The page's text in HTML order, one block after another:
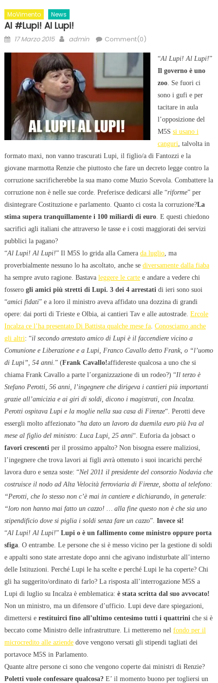
MoVimento News
Al #Lupi! Al Lupi!
Posted
17 Marzo 2015 Author
admin Comment(0)
“Al Lupi! Al Lupi!”
Il governo è uno
zoo. Se fuori ci
sono i gufi e per
tacitare in aula
l’opposizione del
M5S si usano i
canguri , talvolta in
formato maxi, non vanno trascurati Lupi, il figlio/a di Fantozzi e la
giovane marmotta Renzie che piuttosto che fare un decreto legge contro la
corruzione sacrificherebbe la sua mano come Muzio Scevola. Combattere la
corruzione non è nelle sue corde. Preferisce dedicarsi alle “riforme” per
disintegrare Costituzione e parlamento. Quanto ci costa la corruzione?La
stima supera tranquillamente i 100 miliardi di euro. E questi chiedono
sacrifici agli italiani che attraverso le tasse e i costi maggiorati dei servizi
pubblici la pagano?
“Al Lupi! Al Lupi!” Il M5S lo grida alla Camera da luglio, ma
proverbialmente nessuno lo ha ascoltato, anche se diversamente dalla fiaba
ha sempre avuto ragione. Bastava leggere le cartee andare a vedere chi
fossero gli amici più stretti di Lupi. 3 dei 4 arrestati di ieri sono suoi
“amici fidati” e a loro il ministro aveva affidato una dozzina di grandi
opere: dai porti di Trieste e Olbia, ai cantieri Tav e alle autostrade. Ercole
Incalza ce l’ha presentato Di Battista qualche mese fa. Conosciamo anche
gli altri: “il secondo arrestato amico di Lupi è il faccendiere vicino a
Comunione e Liberazione e a Lupi, Franco Cavallo detto Frank, o “l’uomo
di Lupi”, 54 anni. ” (Frank Cavallo!affidereste qualcosa a uno che si
chiama Frank Cavallo a parte l’organizzazione di un rodeo?) “Il terzo è
Stefano Perotti, 56 anni, l’ingegnere che dirigeva i cantieri più importanti
grazie all’amicizia e ai giri di soldi, dicono i magistrati, con Incalza.
Perotti ospitava Lupi e la moglie nella sua casa di Firenze“. Perotti deve
essergli molto affezionato “ha dato un lavoro da duemila euro più Iva al
mese al figlio del ministro: Luca Lupi, 25 anni“. Euforia da jobsact o
favori crescenti per il prossimo appalto? Non bisogna essere maliziosi,
l’ingegnere che trova lavori ai figli avrà ottenuto i suoi incarichi perché
lavora duro e senza soste: “Nel 2011 il presidente del consorzio Nodavia che
costruisce il nodo ad Alta Velocità ferroviaria di Firenze, sbotta al telefono:
“Perotti, che lo stesso non c’è mai in cantiere e dichiarando, in generale:
“loro non hanno mai fatto un cazzo! … alla fine questo non è che sia uno
stipendificio dove si piglia i soldi senza fare un cazzo”. Invece sì!
“Al Lupi! Al Lupi!” Lupi o è un fallimento come ministro oppure porta
sfiga. O entrambe. Le persone che si è messo vicino per la gestione di soldi
e appalti sono state arrestate dopo anni che agivano indisturbate all’interno
delle Istituzioni. Perché Lupi le ha scelte e perché Lupi le ha coperte? Chi
gli ha suggerito/ordinato di farlo? La risposta all’interrogazione M5S a
Lupi di luglio su Incalza è emblematica: è stata scritta dal suo avvocato!
Non un ministro, ma un difensore d’ufficio. Lupi deve dare spiegazioni,
dimettersi e restituirci fino all’ultimo centesimo tutti i quattrini che si è
beccato come Ministro delle infrastrutture. Li metteremo nel fondo per il
microcredito alle aziendedove vengono versati gli stipendi tagliati dei
portavoce M5S in Parlamento.
Quante altre persone ci sono che vengono coperte dai ministri di Renzie?
Poletti vuole confessare qualcosa? E’ il momento buono per togliersi un